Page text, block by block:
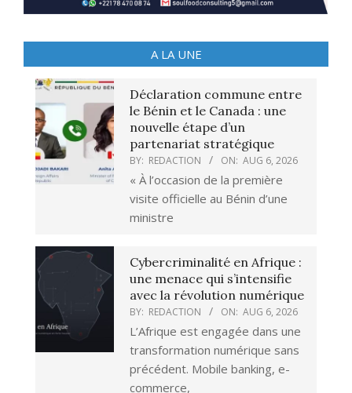
A LA UNE
Déclaration commune entre
le Bénin et le Canada : une
nouvelle étape d’un
partenariat stratégique
BY: REDACTION ON: AUG 6, 2026
« À l’occasion de la première
visite officielle au Bénin d’une
ministre
Cybercriminalité en Afrique :
une menace qui s’intensifie
avec la révolution numérique
BY: REDACTION ON: AUG 6, 2026
L’Afrique est engagée dans une
transformation numérique sans
précédent. Mobile banking, e-
commerce,